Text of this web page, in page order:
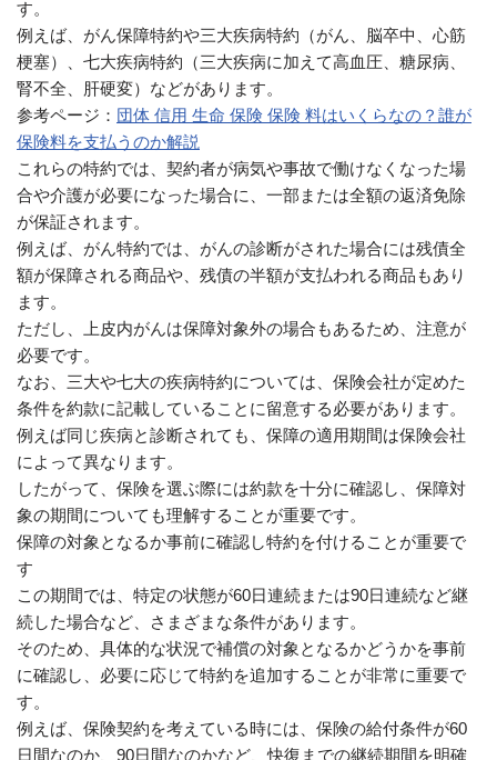
す。
例えば、がん保障特約や三大疾病特約（がん、脳卒中、心筋
梗塞）、七大疾病特約（三大疾病に加えて高血圧、糖尿病、
腎不全、肝硬変）などがあります。
参考ページ： 団体 信用 生命 保険 保険 料はいくらなの？誰が
保険料を支払うのか解説
これらの特約では、契約者が病気や事故で働けなくなった場
合や介護が必要になった場合に、一部または全額の返済免除
が保証されます。
例えば、がん特約では、がんの診断がされた場合には残債全
額が保障される商品や、残債の半額が支払われる商品もあり
ます。
ただし、上皮内がんは保障対象外の場合もあるため、注意が
必要です。
なお、三大や七大の疾病特約については、保険会社が定めた
条件を約款に記載していることに留意する必要があります。
例えば同じ疾病と診断されても、保障の適用期間は保険会社
によって異なります。
したがって、保険を選ぶ際には約款を十分に確認し、保障対
象の期間についても理解することが重要です。
保障の対象となるか事前に確認し特約を付けることが重要で
す
この期間では、特定の状態が60日連続または90日連続など継
続した場合など、さまざまな条件があります。
そのため、具体的な状況で補償の対象となるかどうかを事前
に確認し、必要に応じて特約を追加することが非常に重要で
す。
例えば、保険契約を考えている時には、保険の給付条件が60
日間なのか、90日間なのかなど、快復までの継続期間を明確